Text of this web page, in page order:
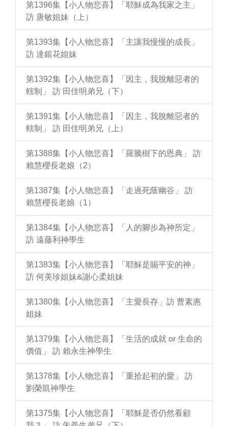
第1396集【小人物悲喜】「耶穌成為我家之主」
訪 唐敏姐妹（上）
第1393集【小人物悲喜】「主讓我慢慢的成長」
訪 達銀花姐妹
第1392集【小人物悲喜】「因主，我脫離惡者的
轄制」 訪 田佳明弟兄（下）
第1391集【小人物悲喜】「因主，我脫離惡者的
轄制」 訪 田佳明弟兄（上）
第1388集【小人物悲喜】「羅騰樹下的恩典」 訪
賴慧櫻長老娘（2）
第1387集【小人物悲喜】「走過死蔭幽谷」 訪
賴慧櫻長老娘（1）
第1384集【小人物悲喜】「人的腳步為神所定」
訪 遠藤利神學生
第1383集【小人物悲喜】「耶穌是賜平安的神」
訪 何美珍姐妹&謝心柔姐妹
第1380集【小人物悲喜】「主愛長存」訪 曹素惠
姐妹
第1379集【小人物悲喜】「生活的成就 or 生命的
價值」 訪 賴永生神學生
第1378集【小人物悲喜】「重拾起初的愛」 訪
劉榮凱神學生
第1375集【小人物悲喜】「耶穌是否仍然看顧